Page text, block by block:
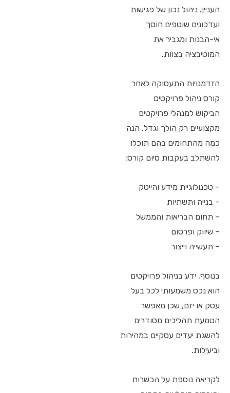
העניין. ניהול נכון של פגישות
ועדכונים שוטפים חוסך
אי-הבנות ומגביר את
המוטיבציה בצוות.
הזדמנויות התעסוקה לאחר
קורס ניהול פרויקטים
הביקוש למנהלי פרויקטים
מקצועיים רק הולך וגדל. הנה
כמה מהתחומים בהם תוכלו
להשתלב בעקבות סיום קורס:
– טכנולוגיית מידע והייטק
– בנייה ותשתיות
– תחום הבריאות והממשל
– שיווק ופרסום
– תעשייה וייצור
בנוסף, ידע בניהול פרויקטים
הוא נכס משמעותי לכל בעל
עסק או יזם, שכן מאפשר
הטמעת תהליכים מסודרים
להשגת יעדים עסקיים במהירות
וביעילות.
לקריאה נוספת על הכשרות